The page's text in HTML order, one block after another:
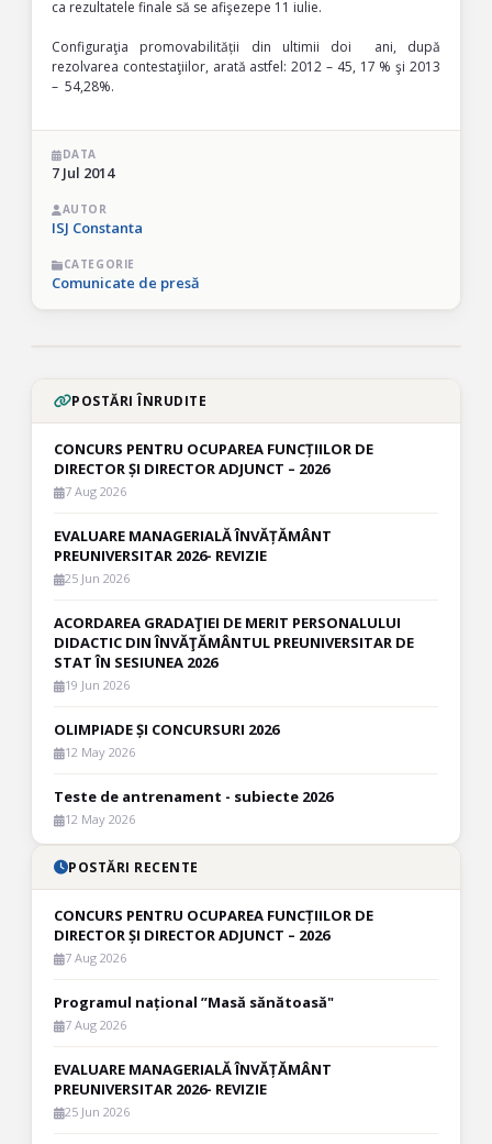
ca rezultatele finale să se afişezepe 11 iulie.
Configuraţia promovabilității din ultimii doi ani, după
rezolvarea contestaţiilor, arată astfel: 2012 – 45, 17 % şi 2013
– 54,28%.
DATA
7 Jul 2014
AUTOR
ISJ Constanta
CATEGORIE
Comunicate de presă
POSTĂRI ÎNRUDITE
CONCURS PENTRU OCUPAREA FUNCȚIILOR DE
DIRECTOR ȘI DIRECTOR ADJUNCT – 2026
7 Aug 2026
EVALUARE MANAGERIALĂ ÎNVĂȚĂMÂNT
PREUNIVERSITAR 2026- REVIZIE
25 Jun 2026
ACORDAREA GRADAŢIEI DE MERIT PERSONALULUI
DIDACTIC DIN ÎNVĂŢĂMÂNTUL PREUNIVERSITAR DE
STAT ÎN SESIUNEA 2026
19 Jun 2026
OLIMPIADE ȘI CONCURSURI 2026
12 May 2026
Teste de antrenament - subiecte 2026
12 May 2026
POSTĂRI RECENTE
CONCURS PENTRU OCUPAREA FUNCȚIILOR DE
DIRECTOR ȘI DIRECTOR ADJUNCT – 2026
7 Aug 2026
Programul național ”Masă sănătoasă"
7 Aug 2026
EVALUARE MANAGERIALĂ ÎNVĂȚĂMÂNT
PREUNIVERSITAR 2026- REVIZIE
25 Jun 2026